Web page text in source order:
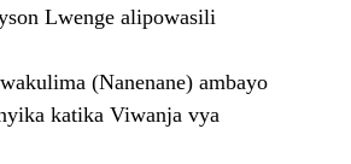
Lwenge alipowasili
(Nanenane) ambayo
katika Viwanja vya